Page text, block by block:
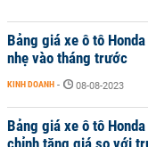
Bảng giá xe ô tô
nhẹ vào tháng trước
KINH DOANH - 08-08-2023
Bảng giá xe ô tô
chỉnh tăng giá so với